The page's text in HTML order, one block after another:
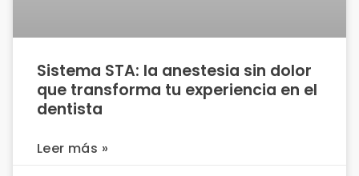
Sistema STA: la anestesia sin dolor
que transforma tu experiencia en el
dentista
Leer más »